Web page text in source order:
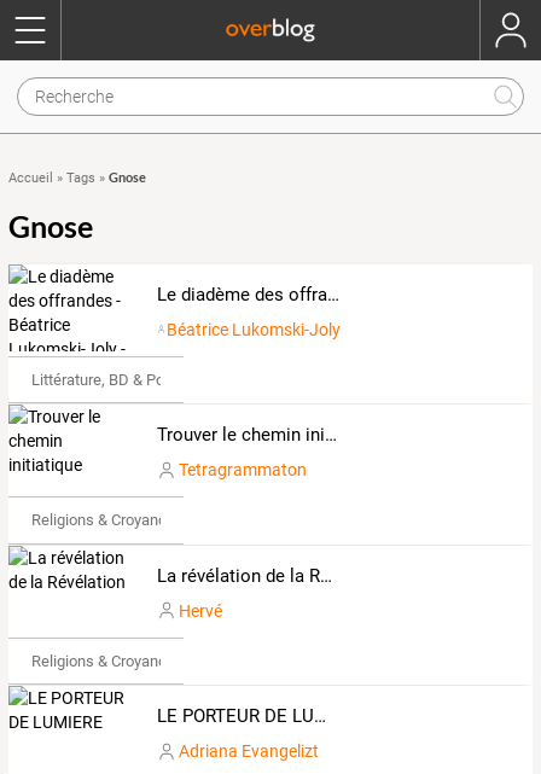
Accueil » Tags » Gnose
Gnose
Le diadème des offrandes - Béatrice Lukomski-Joly -
Béatrice Lukomski-Joly
Littérature, BD & Poésie
Trouver le chemin initiatique
Tetragrammaton
Religions & Croyances
La révélation de la Révélation
Hervé
Religions & Croyances
LE PORTEUR DE LUMIERE
Adriana Evangelizt